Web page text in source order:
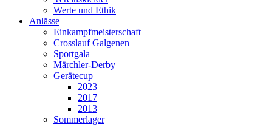
Werte und Ethik
Anlässe
Einkampfmeisterschaft
Crosslauf Galgenen
Sportgala
Märchler-Derby
Gerätecup
2023
2017
2013
Sommerlager